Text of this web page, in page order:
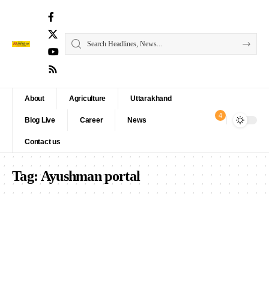
About Agriculture Uttarakhand
Blog Live Career News
Contact us
4
Tag:Ayushman portal